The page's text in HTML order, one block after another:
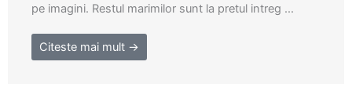
pe imagini. Restul marimilor sunt la pretul intreg ...
Citeste mai mult →